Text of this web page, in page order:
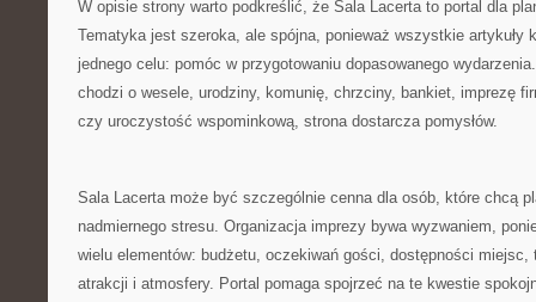
W opisie strony warto podkreślić, że Sala Lacerta to portal dla
Tematyka jest szeroka, ale spójna, ponieważ wszystkie artykuły
jednego celu: pomóc w przygotowaniu dopasowanego
chodzi o wesele, urodziny, komunię, chrzciny, bankiet, imprezę
czy uroczystość wspominkową, strona dostarcza pomysłów.
Sala Lacerta może być szczególnie cenna dla osób, które chcą
nadmiernego stresu. Organizacja imprezy bywa wyzwaniem,
wielu elementów: budżetu, oczekiwań gości, dostępności miejsc,
atrakcji i atmosfery. Portal pomaga spojrzeć na te kwestie